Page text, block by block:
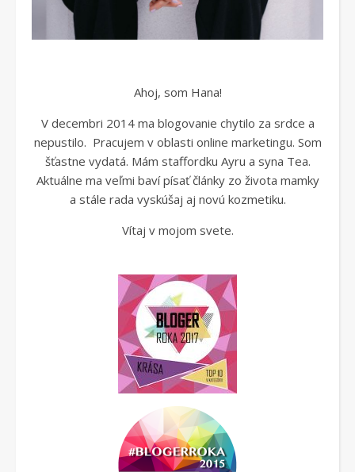
Ahoj, som Hana!
V decembri 2014 ma blogovanie chytilo za srdce a
nepustilo. Pracujem v oblasti online marketingu. Som
šťastne vydatá. Mám staffordku Ayru a syna Tea.
Aktuálne ma veľmi baví písať články zo života mamky
a stále rada vyskúšaj aj novú kozmetiku.
Vítaj v mojom svete.